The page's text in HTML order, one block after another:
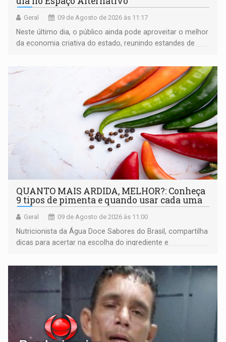
Geral 09 de Agosto de 2026 às 11:17
Neste último dia, o público ainda pode aproveitar o melhor
da economia criativa do estado, reunindo estandes de
QUANTO MAIS ARDIDA, MELHOR?: Conheça
9 tipos de pimenta e quando usar cada uma
Geral 09 de Agosto de 2026 às 11:00
Nutricionista da Água Doce Sabores do Brasil, compartilha
dicas para acertar na escolha do ingrediente e